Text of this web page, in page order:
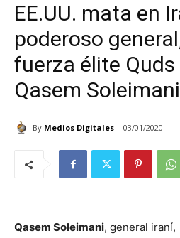
EE.UU. mata en
poderoso
fuerza élite Quds
Qasem Soleimani
By Medios Digitales 03/01/2020
Qasem Soleimani, general